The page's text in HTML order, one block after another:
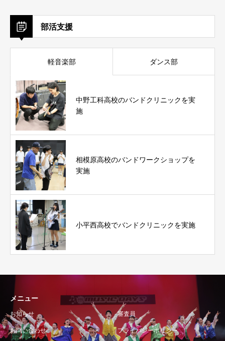
部活支援
軽音楽部 ダンス部
中野工科高校のバンドクリニックを実
施
相模原高校のバンドワークショップを
実施
小平西高校でバンドクリニックを実施
メニュー
お知らせ 審査員
お問い合わせ プライバシーポリシー